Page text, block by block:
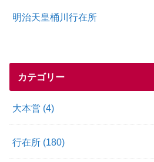
明治天皇桶川行在所
カテゴリー
大本営 (4)
行在所 (180)